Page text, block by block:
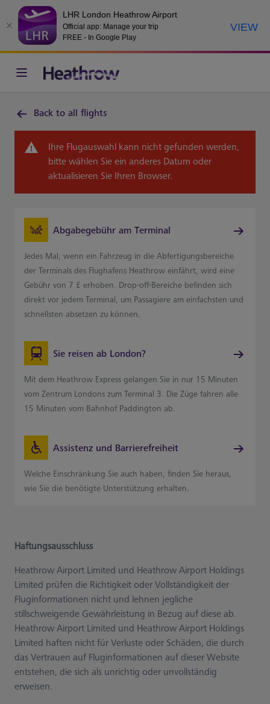
LHR London Heathrow Airport
Official app: Manage your trip
FREE - In Google Play
VIEW
Back to all flights
Ihre Flugauswahl kann nicht gefunden werden,
bitte wählen Sie ein anderes Datum oder
aktualisieren Sie Ihren Browser.
Abgabegebühr am Terminal
Jedes Mal, wenn ein Fahrzeug in die Abfertigungsbereiche
der Terminals des Flughafens Heathrow einfährt, wird eine
Gebühr von 7 £ erhoben. Drop-off-Bereiche befinden sich
direkt vor jedem Terminal, um Passagiere am einfachsten und
schnellsten absetzen zu können.
Sie reisen ab London?
Mit dem Heathrow Express gelangen Sie in nur 15 Minuten
vom Zentrum Londons zum Terminal 3. Die Züge fahren alle
15 Minuten vom Bahnhof Paddington ab.
Assistenz und Barrierefreiheit
Welche Einschränkung Sie auch haben, finden Sie heraus,
wie Sie die benötigte Unterstützung erhalten.
Haftungsausschluss
Heathrow Airport Limited und Heathrow Airport Holdings
Limited prüfen die Richtigkeit oder Vollständigkeit der
Fluginformationen nicht und lehnen jegliche
stillschweigende Gewährleistung in Bezug auf diese ab.
Heathrow Airport Limited und Heathrow Airport Holdings
Limited haften nicht für Verluste oder Schäden, die durch
das Vertrauen auf Fluginformationen auf dieser Website
entstehen, die sich als unrichtig oder unvollständig
erweisen.